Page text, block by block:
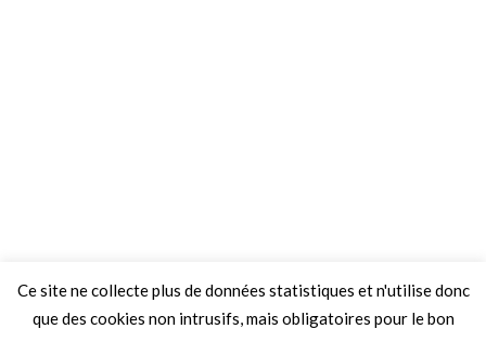
Ce site ne collecte plus de données statistiques et n'utilise donc
que des cookies non intrusifs, mais obligatoires pour le bon